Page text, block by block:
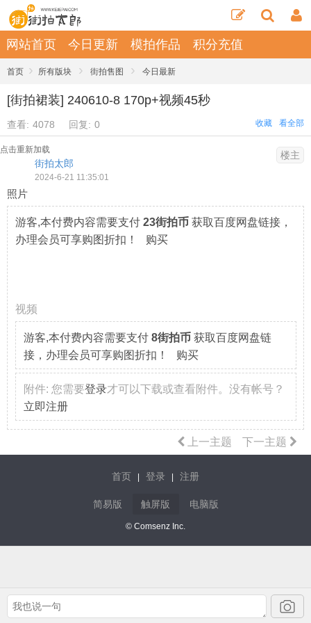
网站首页 今日更新 模拍作品 积分充值
首页 › 所有版块 › 街拍售图 › 今日最新
[街拍裙装] 240610-8 170p+视频45秒
查看: 4078 回复: 0 看全部
收藏
点击重新加载
街拍太郎
2024-6-21 11:35:01
楼主
照片
游客,本付费内容需要支付 23街拍币 获取百度网盘链接，
办理会员可享购图折扣！ 购买
视频
游客,本付费内容需要支付 8街拍币 获取百度网盘链
接，办理会员可享购图折扣！ 购买
附件: 您需要登录才可以下载或查看附件。没有帐号？
立即注册
下一主题
上一主题
首页 登录 注册
简易版 触屏版 电脑版
© Comsenz Inc.